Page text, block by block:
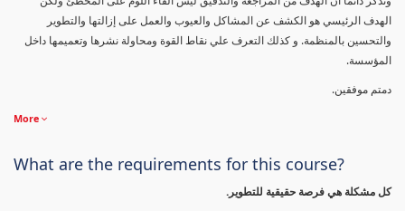
الهدف الرئيسي هو الكشف عن المشاكل والعيوب والعمل على إزالتها والتطوير
والتحسين بالمنظمة. و كذلك التعرف علي نقاط القوة ومحاولة نشرها وتعميمها داخل
المؤسسة.
دمتم موفقين.
More
What are the requirements for this course?
كل مشكلة هي فرصة حقيقية للتطوير.